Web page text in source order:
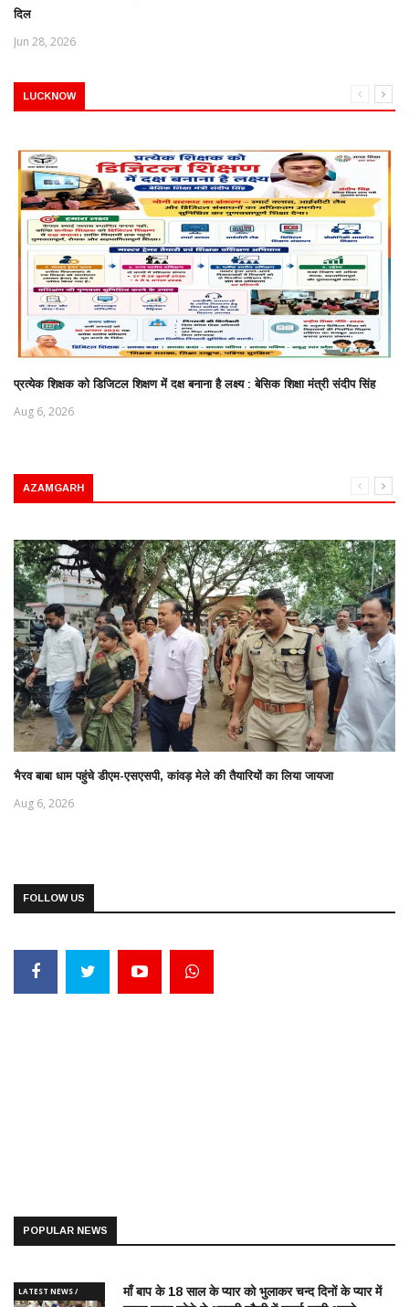
दिल
Jun 28, 2026
LUCKNOW
प्रत्येक शिक्षक को डिजिटल शिक्षण में दक्ष बनाना है लक्ष्य : बेसिक शिक्षा मंत्री संदीप सिंह
Aug 6, 2026
AZAMGARH
भैरव बाबा धाम पहुंचे डीएम-एसएसपी, कांवड़ मेले की तैयारियों का लिया जायजा
Aug 6, 2026
FOLLOW US
POPULAR NEWS
LATEST NEWS /
माँ बाप के 18 साल के प्यार को भुलाकर चन्द दिनों के प्यार में